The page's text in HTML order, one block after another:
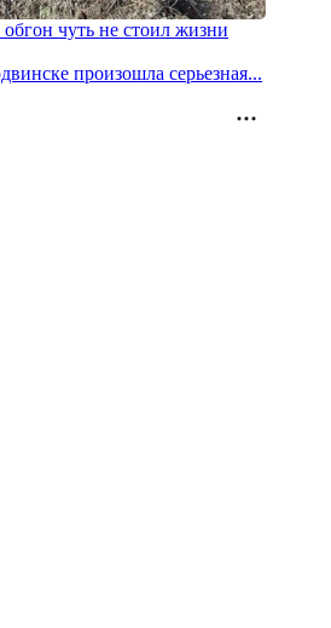
чуть не стоил жизни
произошла серьезная...